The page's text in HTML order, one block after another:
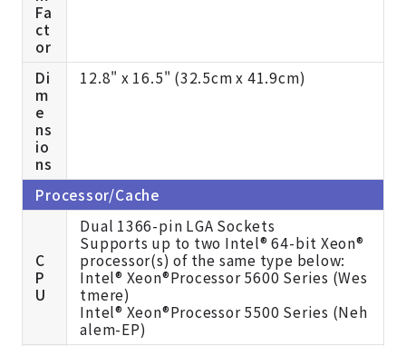
Fa
ct
or
Di
m
e
ns
io
ns
12.8" x 16.5" (32.5cm x 41.9cm)
Processor/Cache
C
P
U
Dual 1366-pin LGA Sockets
Supports up to two Intel® 64-bit Xeon®
processor(s) of the same type below:
Intel® Xeon®Processor 5600 Series (Wes
tmere)
Intel® Xeon®Processor 5500 Series (Neh
alem-EP)